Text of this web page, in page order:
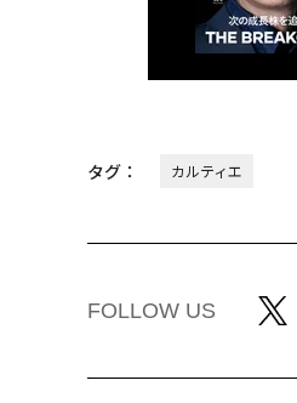
タグ： カルティエ
FOLLOW US